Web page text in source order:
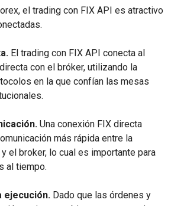
el trading con FIX API es atractivo
El trading con FIX API conecta al
con el bróker, utilizando la
en la que confían las mesas
Una conexión FIX directa
más rápida entre la
el broker, lo cual es importante para
al tiempo.
ejecución. Dado que las órdenes y